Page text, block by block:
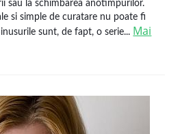
sau la schimbarea anotimpurilor.
si simple de curatare nu poate fi
sunt, de fapt, o serie... Mai